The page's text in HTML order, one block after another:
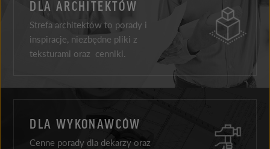
DLA ARCHITEKTÓW
Strefa architektów to porady i
inspiracje, niezbędne pliki z
teksturami oraz cenniki.
DLA WYKONAWCÓW
Cenne porady dla dekarzy oraz